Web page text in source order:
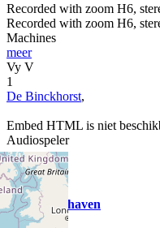
Recorded with zoom H6,
Recorded with zoom H6,
Machines
meer
Vy V
1
De Binckhorst,
Embed HTML is niet
Audiospeler
00:00
00:00
00:00
Binckhorsthaven